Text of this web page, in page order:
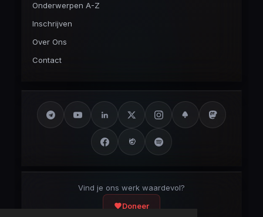
Onderwerpen A-Z
Inschrijven
Over Ons
Contact
Vind je ons werk waardevol?
Doneer